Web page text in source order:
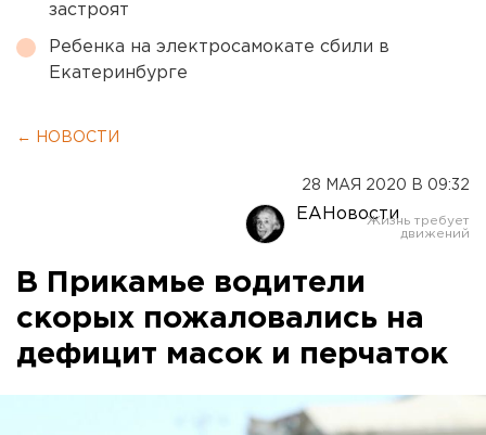
застроят
Ребенка на электросамокате сбили в
Екатеринбурге
← НОВОСТИ
28 МАЯ 2020 В 09:32
ЕАНовости
В Прикамье водители
скорых пожаловались на
дефицит масок и перчаток